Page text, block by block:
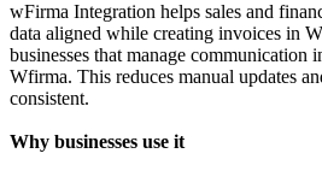
wFirma Integration helps sales and
data aligned while creating invoices in
businesses that manage
Wfirma. This reduces manual updates
consistent.
Why businesses use it